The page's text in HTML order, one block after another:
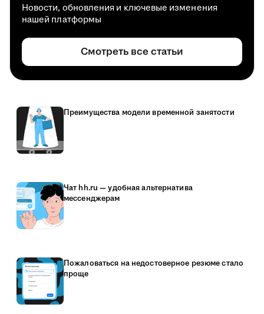
Новости, обновления и ключевые изменения
нашей платформы
Смотреть все статьи
Преимущества модели временной занятости
Чат hh.ru — удобная альтернатива
мессенджерам
Пожаловаться на недостоверное резюме стало
проще